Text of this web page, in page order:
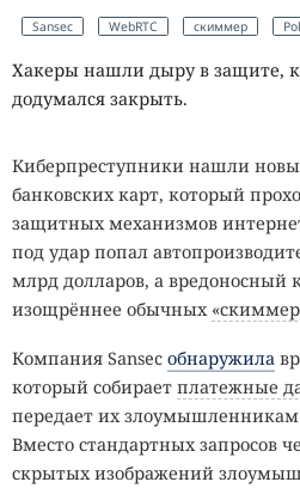
Sansec WebRTC скиммер
Хакеры нашли дыру в защите,
додумался закрыть.
Киберпреступники нашли
банковских карт, который
защитных механизмов
под удар попал
млрд долларов, а вредоносный
изощрённее обычных
Компания Sansec обнаружила
который собирает платежные
передает их
Вместо стандартных запросов
скрытых изображений